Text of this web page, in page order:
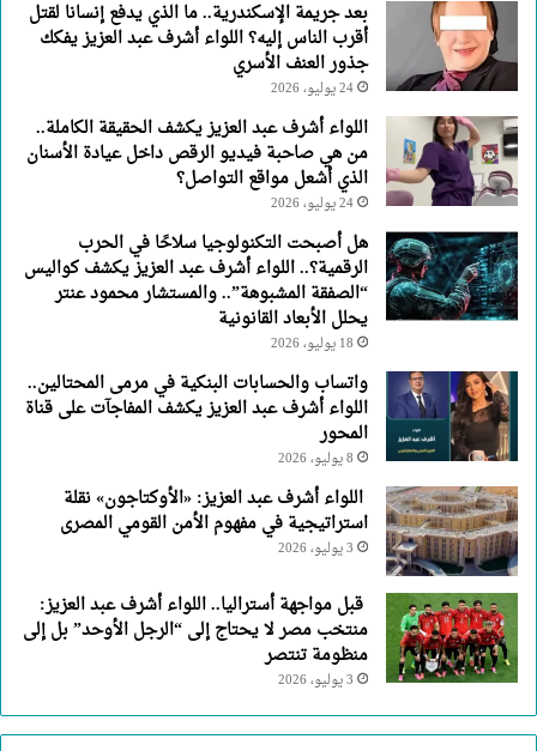
جذور
العنف
الأسري
بعد جريمة الإسكندرية.. ما الذي يدفع إنسانا لقتل
أقرب الناس إليه؟ اللواء أشرف عبد العزيز يفكك
جذور العنف الأسري
24 يوليو، 2026
اللواء أشرف عبد العزيز يكشف الحقيقة الكاملة..
من هي صاحبة فيديو الرقص داخل عيادة الأسنان
الذي أشعل مواقع التواصل؟
24 يوليو، 2026
هل أصبحت التكنولوجيا سلاحًا في الحرب
الرقمية؟.. اللواء أشرف عبد العزيز يكشف كواليس
“الصفقة المشبوهة”.. والمستشار محمود عنتر
يحلل الأبعاد القانونية
18 يوليو، 2026
واتساب والحسابات البنكية في مرمى المحتالين..
اللواء أشرف عبد العزيز يكشف المفاجآت على قناة
المحور
8 يوليو، 2026
اللواء أشرف عبد العزيز: «الأوكتاجون» نقلة
استراتيجية في مفهوم الأمن القومي المصرى
3 يوليو، 2026
قبل مواجهة أستراليا.. اللواء أشرف عبد العزيز:
منتخب مصر لا يحتاج إلى “الرجل الأوحد” بل إلى
منظومة تنتصر
3 يوليو، 2026